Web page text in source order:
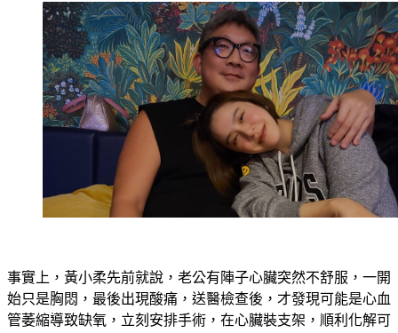
事實上，黃小柔先前就說，老公有陣子心臟突然不舒服，一開
始只是胸悶，最後出現酸痛，送醫檢查後，才發現可能是心血
管萎縮導致缺氧，立刻安排手術，在心臟裝支架，順利化解可